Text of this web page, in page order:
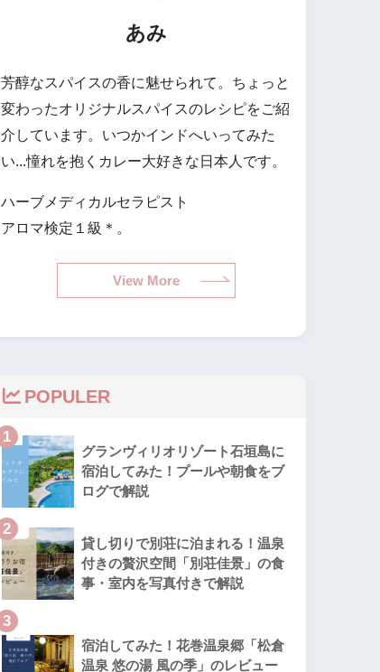
あみ
芳醇なスパイスの香に魅せられて。ちょっと
変わったオリジナルスパイスのレシピをご紹
介しています。いつかインドへいってみた
い...憧れを抱くカレー大好きな日本人です。
ハーブメディカルセラピスト
アロマ検定１級＊。
View More
POPULER
1
グランヴィリオリゾート石垣島に
宿泊してみた！プールや朝食をブ
ログで解説
2
貸し切りで別荘に泊まれる！温泉
付きの贅沢空間「別荘佳景」の食
事・室内を写真付きで解説
3
宿泊してみた！花巻温泉郷「松倉
温泉 悠の湯 風の季」のレビュー